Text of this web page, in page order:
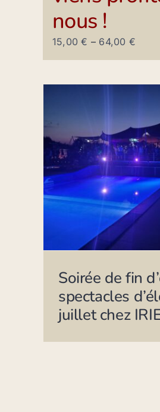
nous !
15,00€ – 64,00 €
Soirée de fin
spectacles
juillet chez